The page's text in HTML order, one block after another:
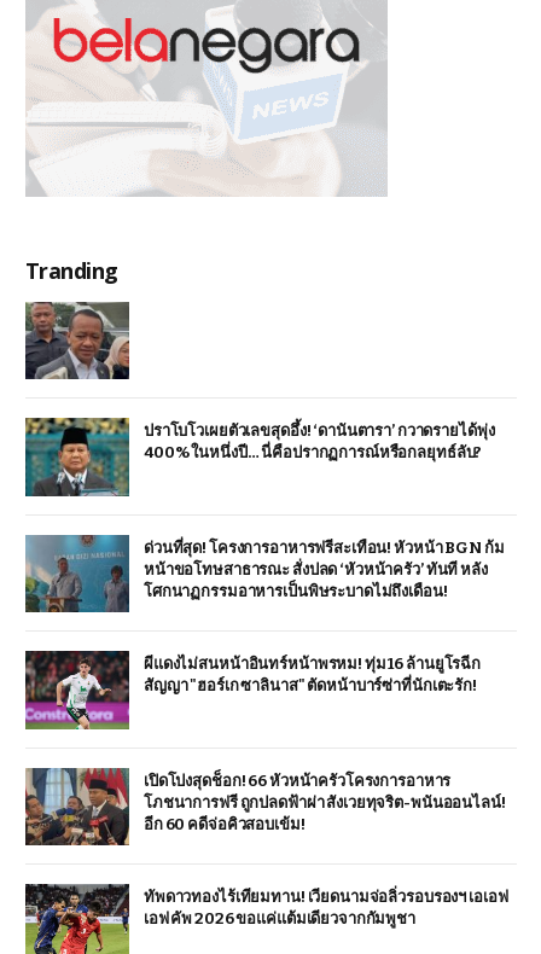
Tranding
ปราโบโวเผยตัวเลขสุดอึ้ง! ‘ดานันตารา’ กวาดรายได้พุ่ง
400% ในหนึ่งปี… นี่คือปรากฏการณ์หรือกลยุทธ์ลับ?
ด่วนที่สุด! โครงการอาหารฟรีสะเทือน! หัวหน้า BGN ก้ม
หน้าขอโทษสาธารณะ สั่งปลด ‘หัวหน้าครัว’ ทันที หลัง
โศกนาฏกรรมอาหารเป็นพิษระบาดไม่ถึงเดือน!
ผีแดงไม่สนหน้าอินทร์หน้าพรหม! ทุ่ม 16 ล้านยูโรฉีก
สัญญา "ฮอร์เก ซาลินาส" ตัดหน้าบาร์ซ่าที่นักเตะรัก!
เปิดโปงสุดช็อก! 66 หัวหน้าครัวโครงการอาหาร
โภชนาการฟรี ถูกปลดฟ้าผ่า สังเวยทุจริต-พนันออนไลน์!
อีก 60 คดีจ่อคิวสอบเข้ม!
ทัพดาวทองไร้เทียมทาน! เวียดนามจ่อลิ่วรอบรองฯ เอเอฟ
เอฟ คัพ 2026 ขอแค่แต้มเดียวจากกัมพูชา